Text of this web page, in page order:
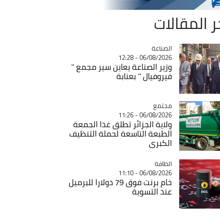
المقالات
Catégorie
الصناعة
06/08/2026 - 12:28
وزير الصناعة يعاين سير مجمع ''
فيروفيال '' بعنابة
Catégorie
مجتمع
06/08/2026 - 11:26
ولاية الجزائر تطلق غدا الجمعة
الطبعة التاسعة لحملة التنظيف
الكبرى
Catégorie
الطاقة
06/08/2026 - 11:10
خام برنت فوق 79 دولارا للبرميل
عند التسوية